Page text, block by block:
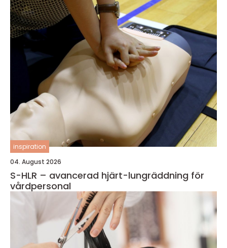
inspiration
04. August 2026
S-HLR – avancerad hjärt-lungräddning för
vårdpersonal